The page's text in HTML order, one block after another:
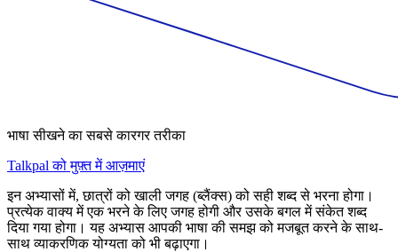
भाषा सीखने का सबसे कारगर तरीका
Talkpal को मुफ़्त में आज़माएं
इन अभ्यासों में, छात्रों को खाली जगह (ब्लैंक्स) को सही शब्द से भरना होगा।
प्रत्येक वाक्य में एक भरने के लिए जगह होगी और उसके बगल में संकेत शब्द
दिया गया होगा। यह अभ्यास आपकी भाषा की समझ को मजबूत करने के साथ-
साथ व्याकरणिक योग्यता को भी बढ़ाएगा।